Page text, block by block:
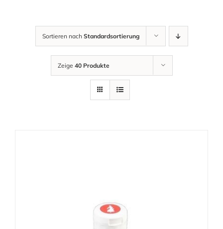
Sortieren nach Standardsortierung
Zeige 40 Produkte